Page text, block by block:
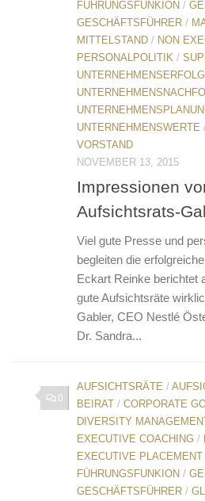
FÜHRUNGSFUNKION /
GESCHÄFTSFÜHRER /
MITTELSTAND / NON
PERSONALPOLITIK /
UNTERNEHMENSERFOLG
UNTERNEHMENSWERTE
VORSTAND
NOVEMBER 13, 2015
Impressionen
Aufsichtsrats-
Viel gute Presse und
begleiten die
Eckart Reinke berichtet
gute Aufsichtsräte
Gabler, CEO Nestlé
Dr. Sandra...
0
AUFSICHTSRÄTE /
BEIRAT / CORPORATE
DIVERSITY
EXECUTIVE COACHING /
EXECUTIVE PLACEMENT
FÜHRUNGSFUNKION /
GESCHÄFTSFÜHRER /